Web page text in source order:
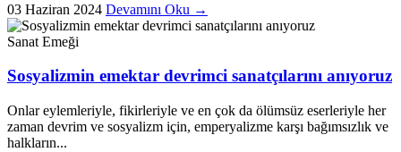
03 Haziran 2024 Devamını Oku →
Sanat Emeği
Sosyalizmin emektar devrimci sanatçılarını anıyoruz
Onlar eylemleriyle, fikirleriyle ve en çok da ölümsüz eserleriyle her
zaman devrim ve sosyalizm için, emperyalizme karşı bağımsızlık ve
halkların...